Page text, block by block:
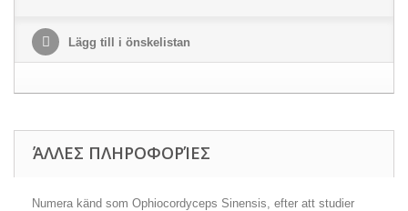
Lägg till i önskelistan
ΆΛΛΕΣ ΠΛΗΡΟΦΟΡΊΕΣ
Numera känd som Ophiocordyceps Sinensis, efter att studier